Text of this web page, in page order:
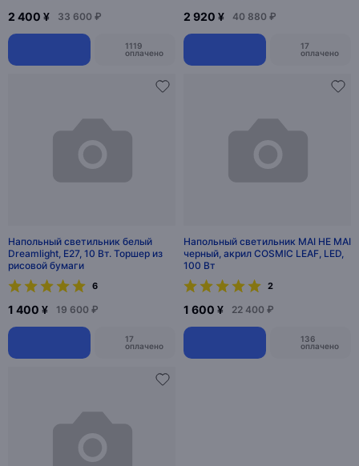
2 400 ¥ 33 600 ₽
1119
оплачено
2 920 ¥ 40 880 ₽
17
оплачено
Напольный светильник белый
Dreamlight, E27, 10 Вт. Торшер из
рисовой бумаги
6
1 400 ¥ 19 600 ₽
17
оплачено
Напольный светильник MAI HE MAI
черный, акрил COSMIC LEAF, LED,
100 Вт
2
1 600 ¥ 22 400 ₽
136
оплачено